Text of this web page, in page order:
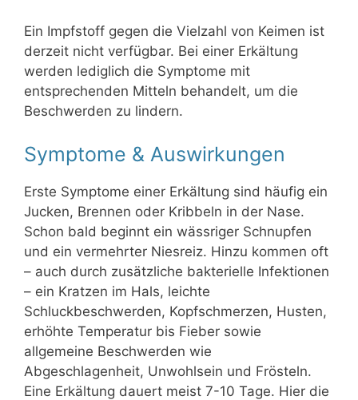
Ein Impfstoff gegen die Vielzahl von Keimen ist
derzeit nicht verfügbar. Bei einer Erkältung
werden lediglich die Symptome mit
entsprechenden Mitteln behandelt, um die
Beschwerden zu lindern.
Symptome & Auswirkungen
Erste Symptome einer Erkältung sind häufig ein
Jucken, Brennen oder Kribbeln in der Nase.
Schon bald beginnt ein wässriger Schnupfen
und ein vermehrter Niesreiz. Hinzu kommen oft
– auch durch zusätzliche bakterielle Infektionen
– ein Kratzen im Hals, leichte
Schluckbeschwerden, Kopfschmerzen, Husten,
erhöhte Temperatur bis Fieber sowie
allgemeine Beschwerden wie
Abgeschlagenheit, Unwohlsein und Frösteln.
Eine Erkältung dauert meist 7-10 Tage. Hier die